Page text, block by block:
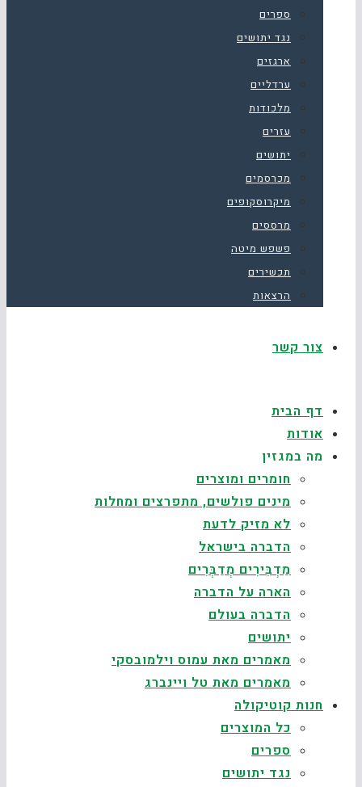
ספרים
נגד יתושים
ארגזים
ערדליים
מלכודות
עזרים
יתושים
מכרסמים
מיקרוסקופים
מרססים
פשפש מיטה
תכשירים
הרצאות
צור קשר
דף הבית
אודות
מה במגזין
חומרים ומוצרים
מינים פולשים, מתפרצים ומחלות
לא מזיק לדעת
הדברה בישראל
מַדְבִּירִים מְדַבְּרִים
הארה על הדברה
הדברה בעולם
יתושים
מאמרים מאת עמוס וילמובסקי
מאמרים מאת טל ויינברג
חנות קוטיקולה
כל המוצרים
ספרים
נגד יתושים